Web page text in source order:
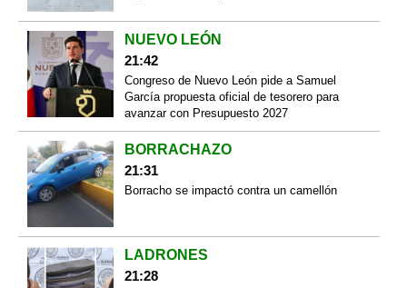
NUEVO LEÓN
21:42
Congreso de Nuevo León pide a Samuel
García propuesta oficial de tesorero para
avanzar con Presupuesto 2027
BORRACHAZO
21:31
Borracho se impactó contra un camellón
LADRONES
21:28